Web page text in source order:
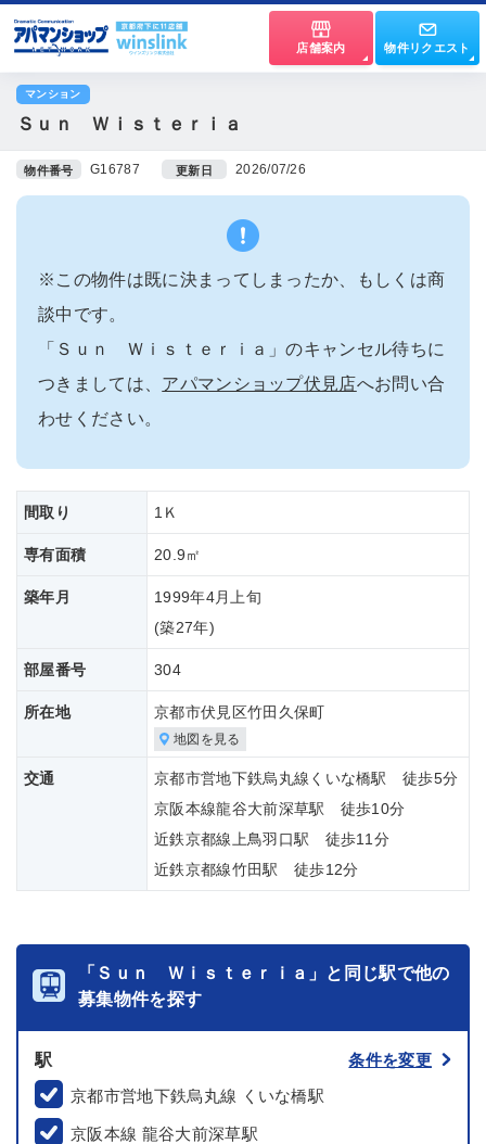
店舗案内 物件リクエスト
マンション
Ｓｕｎ Ｗｉｓｔｅｒｉａ
物件番号 G16787 更新日 2026/07/26
※この物件は既に決まってしまったか、もしくは商
談中です。
「Ｓｕｎ Ｗｉｓｔｅｒｉａ」のキャンセル待ちに
つきましては、 アパマンショップ伏見店へお問い合
わせください。
間取り 1Ｋ
専有面積 20.9㎡
築年月
1999年4月上旬
(築27年)
部屋番号 304
所在地 京都市伏見区竹田久保町
地図を見る
交通
京都市営地下鉄烏丸線くいな橋駅 徒歩5分
京阪本線龍谷大前深草駅 徒歩10分
近鉄京都線上鳥羽口駅 徒歩11分
近鉄京都線竹田駅 徒歩12分
「Ｓｕｎ Ｗｉｓｔｅｒｉａ」と同じ駅で他の
募集物件を探す
駅
条件を変更
京都市営地下鉄烏丸線 くいな橋駅
京阪本線 龍谷大前深草駅